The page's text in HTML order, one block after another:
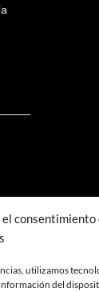
consentimiento
utilizamos
del
compra